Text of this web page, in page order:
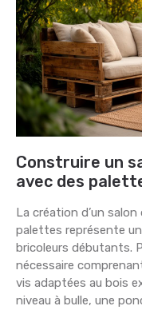
Construire un
avec des
La création d’un
palettes représente
bricoleurs débutants.
nécessaire
vis adaptées au bois
niveau à bulle, une